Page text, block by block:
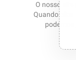
O nosso site
Quando clica
podemos